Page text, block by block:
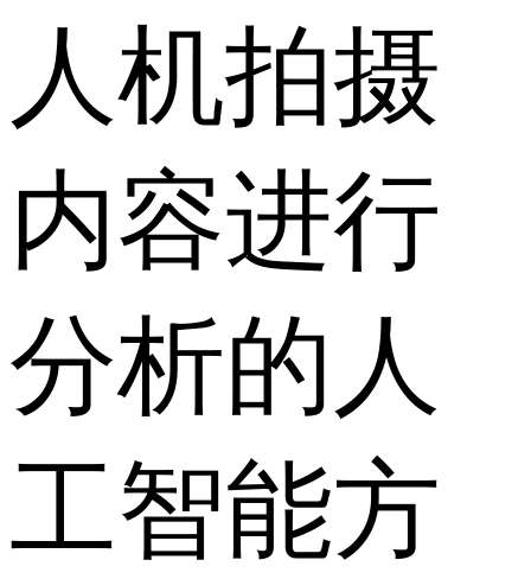
人机拍摄
内容进行
分析的人
工智能方